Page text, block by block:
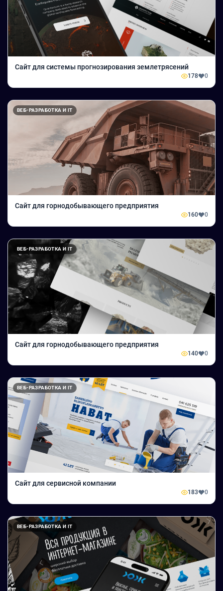
Сайт для системы прогнозирования землетрясений
178 0
ВЕБ-РАЗРАБОТКА И IT
Сайт для горнодобывающего предприятия
160 0
ВЕБ-РАЗРАБОТКА И IT
Сайт для горнодобывающего предприятия
140 0
ВЕБ-РАЗРАБОТКА И IT
Сайт для сервисной компании
183 0
ВЕБ-РАЗРАБОТКА И IT